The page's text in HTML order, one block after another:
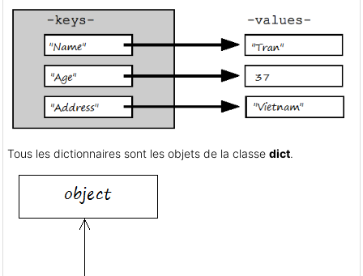
Tous les dictionnaires sont les objets de la classe dict.